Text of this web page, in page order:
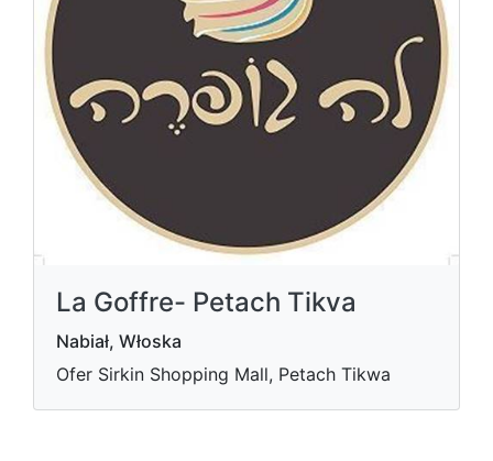
La Goffre- Petach Tikva
Nabiał, Włoska
Ofer Sirkin Shopping Mall, Petach Tikwa